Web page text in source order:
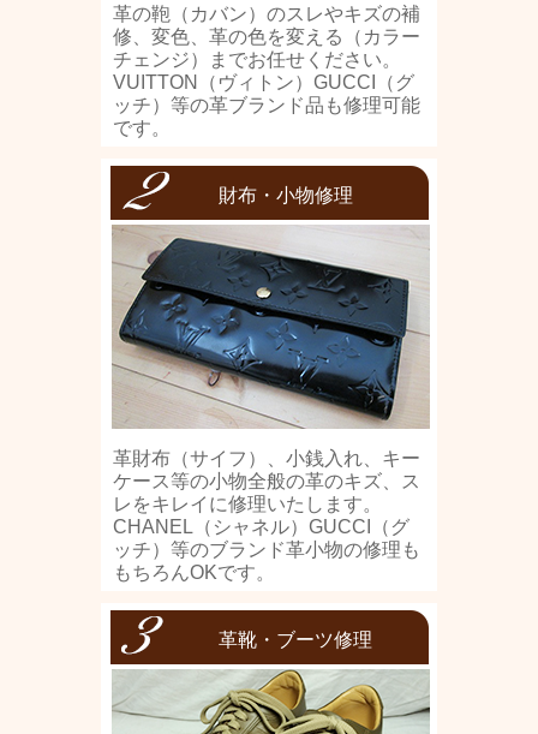
革の鞄（カバン）のスレやキズの補
修、変色、革の色を変える（カラー
チェンジ）までお任せください。
VUITTON（ヴィトン）GUCCI（グ
ッチ）等の革ブランド品も修理可能
です。
財布・小物修理
革財布（サイフ）、小銭入れ、キー
ケース等の小物全般の革のキズ、ス
レをキレイに修理いたします。
CHANEL（シャネル）GUCCI（グ
ッチ）等のブランド革小物の修理も
もちろんOKです。
革靴・ブーツ修理